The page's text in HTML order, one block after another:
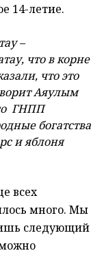
14-летие.
–
что в корне
что это
Аяулым
ГНПП
богатства
и яблоня
всех
много. Мы
следующий